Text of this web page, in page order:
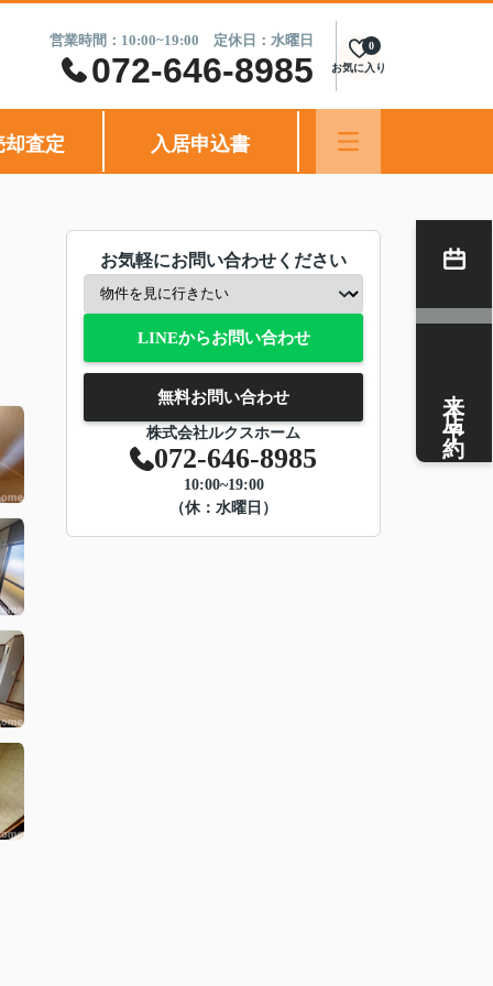
営業時間：10:00~19:00 定休日：水曜日
072-646-8985 お気に入り
0
却査定 入居申込書
お気軽にお問い合わせください
LINEからお問い合わせ
無料お問い合わせ
株式会社ルクスホーム
072-646-8985
10:00~19:00
（休：水曜日）
来店予約